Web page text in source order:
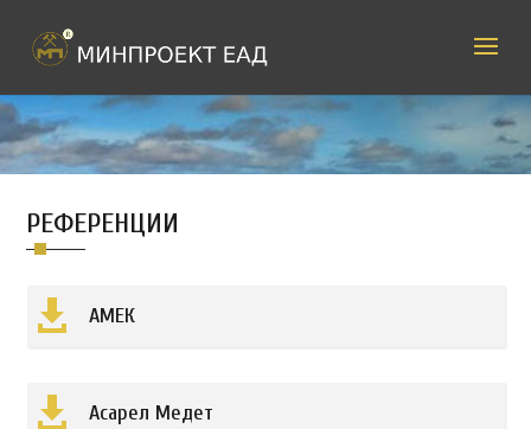
РЕФЕРЕНЦИИ
 АМЕК
 Асарел Медет